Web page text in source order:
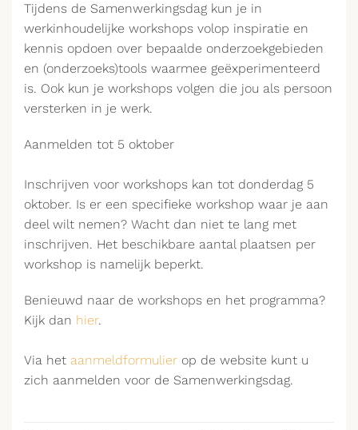
Tijdens de Samenwerkingsdag kun je in
werkinhoudelijke workshops volop inspiratie en
kennis opdoen over bepaalde onderzoekgebieden
en (onderzoeks)tools waarmee geëxperimenteerd
is. Ook kun je workshops volgen die jou als persoon
versterken in je werk.
Aanmelden tot 5 oktober
Inschrijven voor workshops kan tot donderdag 5
oktober. Is er een specifieke workshop waar je aan
deel wilt nemen? Wacht dan niet te lang met
inschrijven. Het beschikbare aantal plaatsen per
workshop is namelijk beperkt.
Benieuwd naar de workshops en het programma?
Kijk dan hier.
Via het aanmeldformulier op de website kunt u
zich aanmelden voor de Samenwerkingsdag.